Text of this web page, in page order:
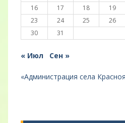
16
17 18 19
23
24 25 26
30
31
« Июл Сен »
«Администрация села